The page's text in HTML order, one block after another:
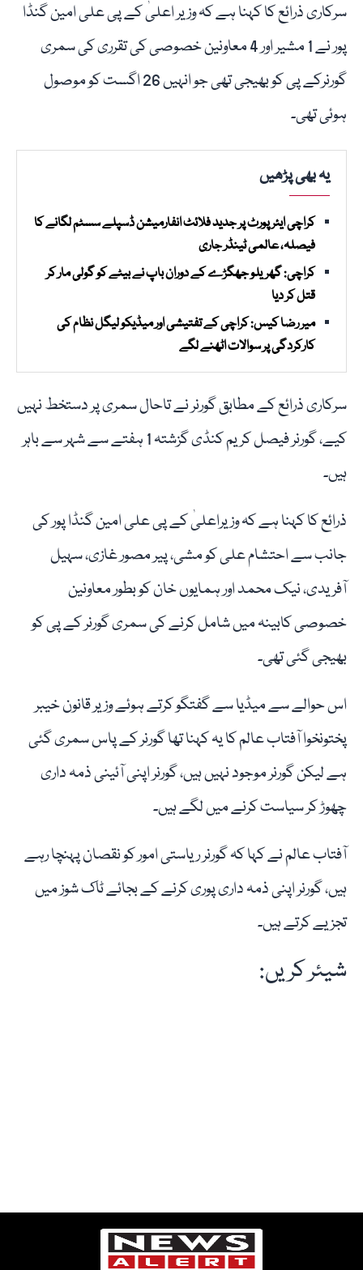
سرکاری ذرائع کا کہنا ہے کہ وزیر اعلیٰ کے پی علی امین گنڈا
پور نے 1 مشیر اور 4 معاونین خصوصی کی تقرری کی سمری
گورنرکے پی کو بھیجی تھی جو انہیں 26 اگست کو موصول
ہوئی تھی۔
یہ بھی پڑھیں
کراچی ایئرپورٹ پر جدید فلائٹ انفارمیشن ڈسپلے سسٹم لگانے کا
فیصلہ، عالمی ٹینڈر جاری
کراچی: گھریلو جھگڑے کے دوران باپ نے بیٹے کو گولی مار کر
قتل کر دیا
میر رضا کیس: کراچی کے تفتیشی اور میڈیکو لیگل نظام کی
کارکردگی پر سوالات اٹھنے لگے
سرکاری ذرائع کے مطابق گورنر نے تاحال سمری پر دستخط نہیں
کیے، گورنر فیصل کریم کنڈی گزشتہ 1 ہفتے سے شہر سے باہر
ہیں۔
ذرائع کا کہنا ہے کہ وزیراعلیٰ کے پی علی امین گنڈا پور کی
جانب سے احتشام علی کو مشی، پیر مصور غازی، سہیل
آفریدی، نیک محمد اور ہمایوں خان کو بطور معاونین
خصوصی کابینہ میں شامل کرنے کی سمری گورنر کے پی کو
بھیجی گئی تھی۔
اس حوالے سے میڈیا سے گفتگو کرتے ہوئے وزیر قانون خیبر
پختونخوا آفتاب عالم کا یہ کہنا تھا گورنر کے پاس سمری گئی
ہے لیکن گورنر موجود نہیں ہیں، گورنر اپنی آئینی ذمہ داری
چھوڑ کر سیاست کرنے میں لگے ہیں۔
آفتاب عالم نے کہا کہ گورنر ریاستی امور کو نقصان پہنچا رہے
ہیں، گورنر اپنی ذمہ داری پوری کرنے کے بجائے ٹاک شوز میں
تجزیے کرتے ہیں۔
شیئر کریں: